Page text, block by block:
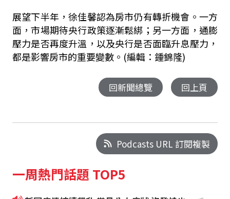
展望下半年，徐佳馨認為房市仍有轉折機會。一方
面，市場期待央行政策逐漸鬆綁；另一方面，通膨
壓力是否再度升溫，以及央行是否面臨升息壓力，
都是影響房市的重要變數。(編輯：鍾錦隆)
回新聞總覽 回上頁
Podcasts URL 訂閱複製
一周熱門話題 TOP5